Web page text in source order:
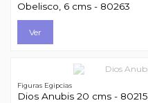
Obelisco, 6 cms - 80263
Ver
Figuras Egipcias
Dios Anubis 20 cms - 80215